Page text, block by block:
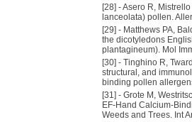
[28] -Asero R,
lanceolata) pollen.
[29] - Matthews PA,
the dicotyledons
plantagineum). Mol
[30] - Tinghino R,
structural, and
binding pollen
[31] - Grote M,
EF-Hand Calcium-
Weeds and Trees. Int